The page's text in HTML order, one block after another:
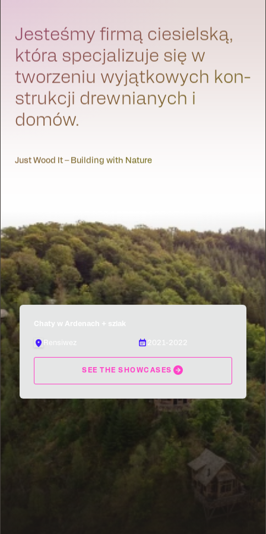
Jesteśmy fir­mą ciesiel­ską,
która spec­jal­izu­je się w
tworze­niu wyjątkowych kon­
strukcji drew­ni­anych i
domów.
Just Wood It – Building with Nature
Chaty w Ardenach + szlak
Rensiwez 2021-2022
SEE THE SHOWCASES